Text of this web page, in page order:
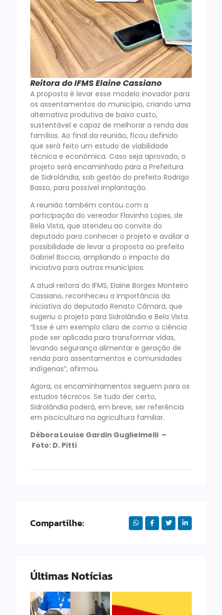
Reitora do IFMS Elaine Cassiano
A proposta é levar esse modelo inovador para
os assentamentos do município, criando uma
alternativa produtiva de baixo custo,
sustentável e capaz de melhorar a renda das
famílias. Ao final da reunião, ficou definido
que será feito um estudo de viabilidade
técnica e econômica. Caso seja aprovado, o
projeto será encaminhado para a Prefeitura
de Sidrolândia, sob gestão do prefeito Rodrigo
Basso, para possível implantação.
A reunião também contou com a
participação do vereador Flavinho Lopes, de
Bela Vista, que atendeu ao convite do
deputado para conhecer o projeto e avaliar a
possibilidade de levar a proposta ao prefeito
Gabriel Boccia, ampliando o impacto da
iniciativa para outros municípios.
A atual reitora do IFMS, Elaine Borges Monteiro
Cassiano, reconheceu a importância da
iniciativa do deputado Renato Câmara, que
sugeriu o projeto para Sidrolândia e Bela Vista.
“Esse é um exemplo claro de como a ciência
pode ser aplicada para transformar vidas,
levando segurança alimentar e geração de
renda para assentamentos e comunidades
indígenas”, afirmou.
Agora, os encaminhamentos seguem para os
estudos técnicos. Se tudo der certo,
Sidrolândia poderá, em breve, ser referência
em piscicultura na agricultura familiar.
Débora Louise Gardin Guglielmelli –
Foto: D. Pitti
Compartilhe:
Últimas Notícias